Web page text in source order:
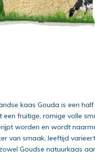
kaas Gouda is een
fruitige, romige volle
worden en wordt
van smaak, leeftijd
Goudse natuurkaas